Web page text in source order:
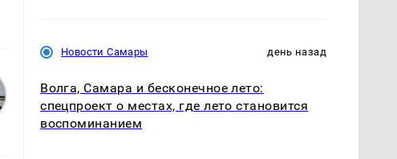
Новости Самары день назад
Волга, Самара и бесконечное лето:
спецпроект о местах, где лето становится
воспоминанием